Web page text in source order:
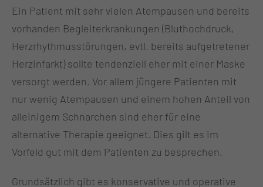
Ein Patient mit sehr vielen Atempausen und bereits
vorhanden Begleiterkrankungen (Bluthochdruck,
Herzrhythmusstörungen, evtl. bereits aufgetretener
Herzinfarkt) sollte tendenziell eher mit einer Maske
versorgt werden. Vor allem jüngere Patienten mit
nur wenig Atempausen und einem hohen Anteil von
alleinigem Schnarchen sind eher für eine
alternative Therapie geeignet. Dies gilt es im
Vorfeld gut mit dem Patienten zu besprechen.
Grundsätzlich gibt es konservative und operative